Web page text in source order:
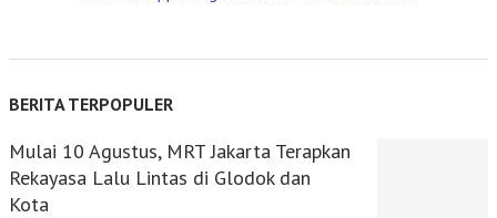
BERITA TERPOPULER
Mulai 10 Agustus, MRT Jakarta Terapkan
Rekayasa Lalu Lintas di Glodok dan
Kota